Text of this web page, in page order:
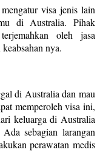
visa jenis lain
di Australia. Pihak
oleh jasa
nya.
di Australia dan mau
memperoleh visa ini,
keluarga di Australia
sebagian larangan
perawatan medis